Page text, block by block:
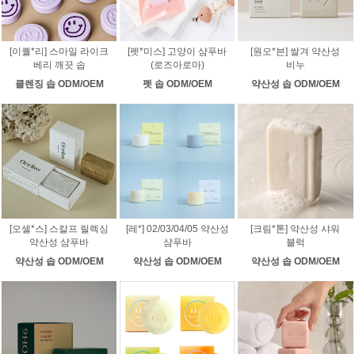
[이퀄*리] 스마일 라이크
베리 깨끗 솝
클렌징 솝 ODM/OEM
[펫*미스] 고양이 샴푸바
(로즈아로마)
펫 솝 ODM/OEM
[원오*븐] 쌀겨 약산성
비누
약산성 솝 ODM/OEM
[오셀*스] 스칼프 릴렉싱
약산성 샴푸바
약산성 솝 ODM/OEM
[레*] 02/03/04/05 약산성
샴푸바
약산성 솝 ODM/OEM
[크림*톤] 약산성 샤워
블럭
약산성 솝 ODM/OEM